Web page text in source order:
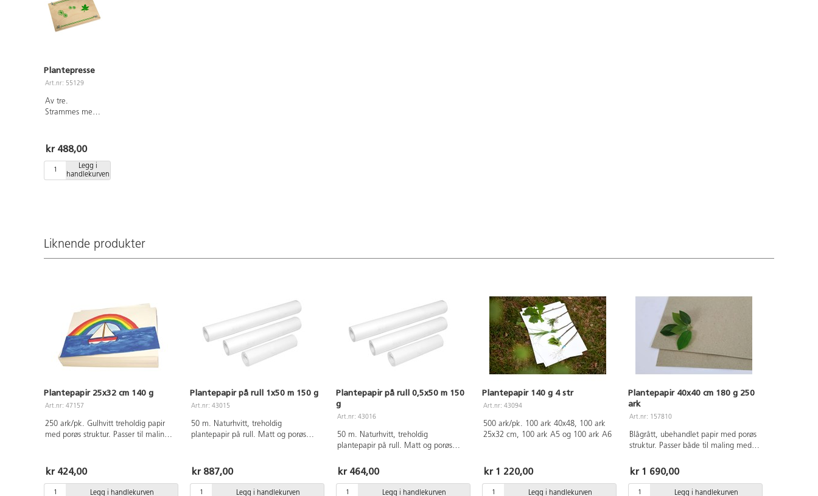
Plantepresse
Art.nr: 55129
Av tre.
Strammes med
mm plywood.
Mål: 22x32 cm.
Fra 3 år.
kr 488,00
Legg i
handlekurven
Liknende produkter
Plantepapir 25x32 cm 140 g
Art.nr: 47157
250 ark/pk. Gulhvitt treholdig papir
med porøs struktur. Passer til maling
kr 424,00
Legg i handlekurven
Plantepapir på rull 1x50 m 150 g
Art.nr: 43015
50 m. Naturhvitt, treholdig
plantepapir på rull. Matt og porøs
og fargeblyanter, samt vått-på-vått-
teknikker. Papiret beholder form og
slett overflate ved fukt, noe som gjør
kr 887,00
Legg i handlekurven
Plantepapir på rull 0,5x50 m 150
g
Art.nr: 43016
50 m. Naturhvitt, treholdig
plantepapir på rull. Matt og porøs
tegninger med kullstifter, fargestifter
og fargeblyanter, samt vått-på-vått-
teknikker. Papiret beholder form og
kr 464,00
Legg i handlekurven
Plantepapir 140 g 4 str
Art.nr: 43094
500 ark/pk. 100 ark 40x48, 100 ark
25x32 cm, 100 ark A5 og 100 ark A6
kr 1 220,00
Legg i handlekurven
Plantepapir 40x40 cm 180 g 250
ark
Art.nr: 157810
Blågrått, ubehandlet papir med porøs
struktur. Passer både til maling med
Høy kvalitet. Papiret er pH-nøytralt.
kr 1 690,00
Legg i handlekurven